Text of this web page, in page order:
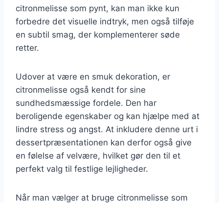
citronmelisse som pynt, kan man ikke kun
forbedre det visuelle indtryk, men også tilføje
en subtil smag, der komplementerer søde
retter.
Udover at være en smuk dekoration, er
citronmelisse også kendt for sine
sundhedsmæssige fordele. Den har
beroligende egenskaber og kan hjælpe med at
lindre stress og angst. At inkludere denne urt i
dessertpræsentationen kan derfor også give
en følelse af velvære, hvilket gør den til et
perfekt valg til festlige lejligheder.
Når man vælger at bruge citronmelisse som